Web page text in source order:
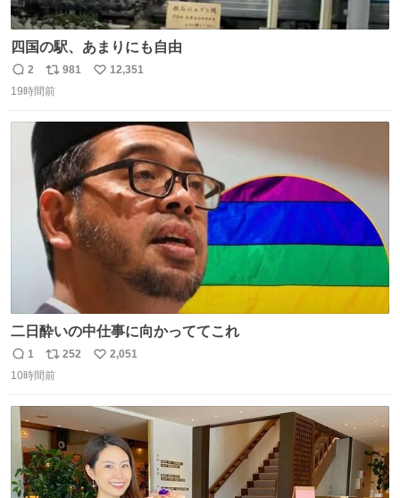
四国の駅、あまりにも自由
返
信
2
リ
ポ
981
い
数
12,351
19時間前
二日酔いの中仕事に向かっててこれ
返
信
1
リ
ポ
ト
数
252
い
2,051
10時間前